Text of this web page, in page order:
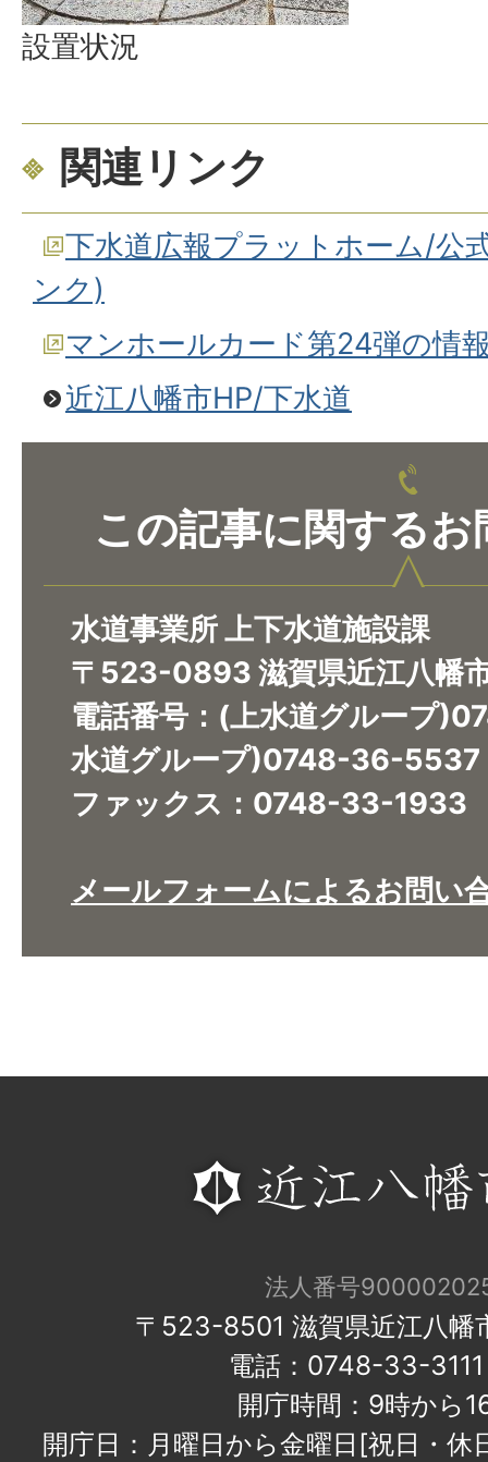
設置状況
関連リンク
下水道広報プラットホーム/公
ンク)
マンホールカード第24弾の情
近江八幡市HP/下水道
この記事に関するお
水道事業所 上下水道施設課
〒523-0893 滋賀県近江八幡
電話番号：(上水道グループ
水道グループ)0748-36-5537
ファックス：0748-33-1933
メールフォームによるお問い
法人番号
〒523-8501 滋賀県近江八幡
電話：0748-33-
開庁時間：9時から
開庁日：月曜日から金曜日[祝日・